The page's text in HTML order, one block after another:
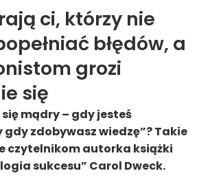
ci, którzy nie
błędów, a
grozi
się
się mądry – gdy jesteś
gdy zdobywasz wiedzę”? Takie
czytelnikom autorka książki
sukcesu” Carol Dweck.